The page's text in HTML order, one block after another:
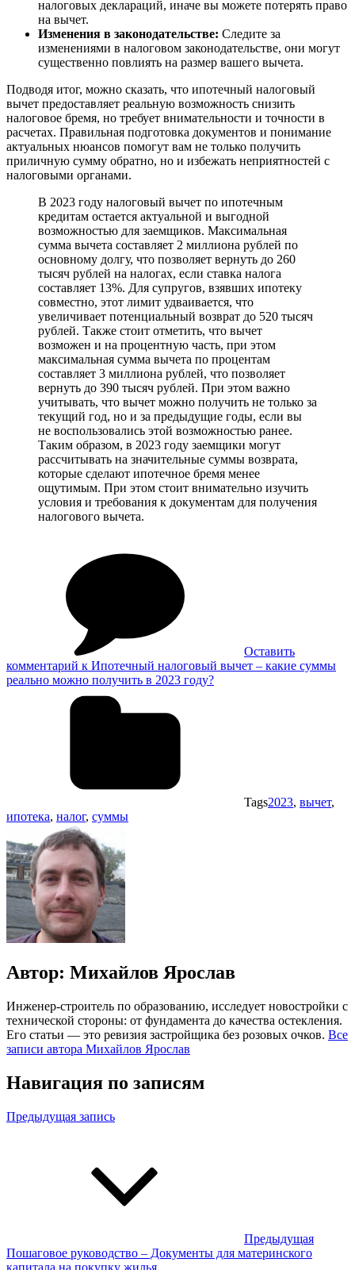
налоговых деклараций, иначе вы можете потерять право
на вычет.
Изменения в законодательстве: Следите за
изменениями в налоговом законодательстве, они могут
существенно повлиять на размер вашего вычета.
Подводя итог, можно сказать, что ипотечный налоговый
вычет предоставляет реальную возможность снизить
налоговое бремя, но требует внимательности и точности в
расчетах. Правильная подготовка документов и понимание
актуальных нюансов помогут вам не только получить
приличную сумму обратно, но и избежать неприятностей с
налоговыми органами.
В 2023 году налоговый вычет по ипотечным
кредитам остается актуальной и выгодной
возможностью для заемщиков. Максимальная
сумма вычета составляет 2 миллиона рублей по
основному долгу, что позволяет вернуть до 260
тысяч рублей на налогах, если ставка налога
составляет 13%. Для супругов, взявших ипотеку
совместно, этот лимит удваивается, что
увеличивает потенциальный возврат до 520 тысяч
рублей. Также стоит отметить, что вычет
возможен и на процентную часть, при этом
максимальная сумма вычета по процентам
составляет 3 миллиона рублей, что позволяет
вернуть до 390 тысяч рублей. При этом важно
учитывать, что вычет можно получить не только за
текущий год, но и за предыдущие годы, если вы
не воспользовались этой возможностью ранее.
Таким образом, в 2023 году заемщики могут
рассчитывать на значительные суммы возврата,
которые сделают ипотечное бремя менее
ощутимым. При этом стоит внимательно изучить
условия и требования к документам для получения
налогового вычета.
Оставить
комментарий к Ипотечный налоговый вычет – какие суммы
реально можно получить в 2023 году?
Tags2023, вычет,
ипотека, налог, суммы
Автор: Михайлов Ярослав
Инженер-строитель по образованию, исследует новостройки с
технической стороны: от фундамента до качества остекления.
Его статьи — это ревизия застройщика без розовых очков. Все
записи автора Михайлов Ярослав
Навигация по записям
Предыдущая запись
Предыдущая
Пошаговое руководство – Документы для материнского
капитала на покупку жилья